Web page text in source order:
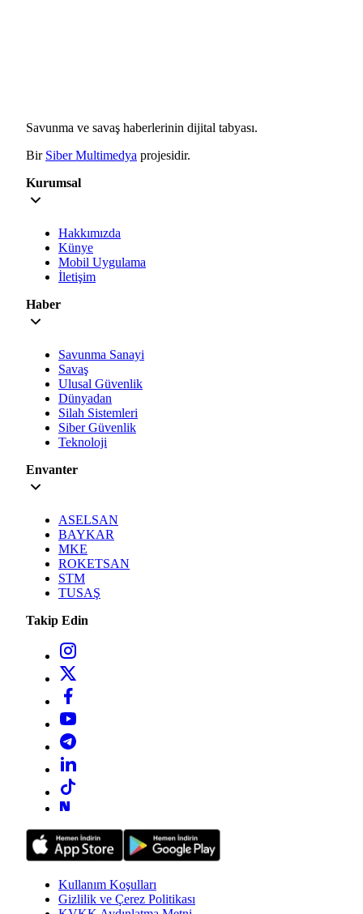
Savunma ve savaş haberlerinin dijital tabyası.
Bir Siber Multimedya projesidir.
Kurumsal
Hakkımızda
Künye
Mobil Uygulama
İletişim
Haber
Savunma Sanayi
Savaş
Ulusal Güvenlik
Dünyadan
Silah Sistemleri
Siber Güvenlik
Teknoloji
Envanter
ASELSAN
BAYKAR
MKE
ROKETSAN
STM
TUSAŞ
Takip Edin
Kullanım Koşulları
Gizlilik ve Çerez Politikası